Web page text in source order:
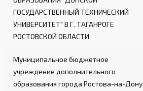
ГОСУДАРСТВЕННЫЙ ТЕХНИЧЕСКИЙ
УНИВЕРСИТЕТ" В Г. ТАГАНРОГЕ
РОСТОВСКОЙ ОБЛАСТИ
Муниципальное бюджетное
учреждение дополнительного
образования города Ростова-на-Дону